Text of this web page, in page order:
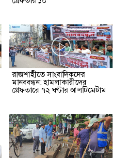
রাজশাহীতে সাংবাদিকদের
মানববন্ধন: হামলাকারীদের
গ্রেফতারে ৭২ ঘণ্টার আলটিমেটাম